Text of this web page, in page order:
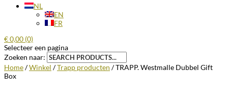
NL
EN
FR
€0,00 (0)
Selecteer een pagina
Zoeken naar:
Home/Winkel /Trapp producten / TRAPP. Westmalle Dubbel Gift
Box